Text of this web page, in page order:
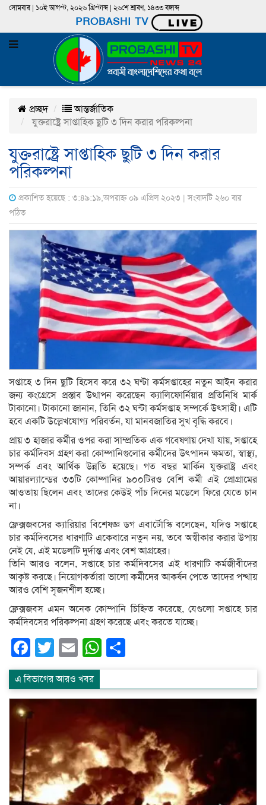
সোমবার | ১০ই আগস্ট, ২০২৬ খ্রিস্টাব্দ | ২৬শে শ্রাবণ, ১৪৩৩ বঙ্গাব্দ
PROBASHI TV
প্রচ্ছদ
আন্তর্জাতিক
যুক্তরাষ্ট্রে সাপ্তাহিক ছুটি ৩ দিন করার পরিকল্পনা
যুক্তরাষ্ট্রে সাপ্তাহিক ছুটি ৩ দিন করার
পরিকল্পনা
প্রকাশিত হয়েছে : ৩:৪৯:১৯,অপরাহ্ন ০৯ এপ্রিল ২০২৩ | সংবাদটি ২৬০ বার
পঠিত
সপ্তাহে ৩ দিন ছুটি হিসেব করে ৩২ ঘণ্টা কর্মসপ্তাহের নতুন আইন করার
জন্য কংগ্রেসে প্রস্তাব উত্থাপন করেছেন ক্যালিফোর্নিয়ার প্রতিনিধি মার্ক
টাকানো। টাকানো জানান, তিনি ৩২ ঘন্টা কর্মসপ্তাহ সম্পর্কে উৎসাহী। এটি
হবে একটি উল্লেখযোগ্য পরিবর্তন, যা মানবজাতির সুখ বৃদ্ধি করবে।
প্রায় ৩ হাজার কর্মীর ওপর করা সাম্প্রতিক এক গবেষণায় দেখা যায়, সপ্তাহে
চার কর্মদিবস গ্রহণ করা কোম্পানিগুলোর কর্মীদের উৎপাদন ক্ষমতা, স্বাস্থ্য,
সম্পর্ক এবং আর্থিক উন্নতি হয়েছে। গত বছর মার্কিন যুক্তরাষ্ট্র এবং
আয়ারল্যান্ডের ৩৩টি কোম্পানির ৯০০টিরও বেশি কর্মী এই প্রোগ্রামের
আওতায় ছিলেন এবং তাদের কেউই পাঁচ দিনের মডেলে ফিরে যেতে চান
না।
ফ্লেক্সজবসের ক্যারিয়ার বিশেষজ্ঞ ডগ এবার্টোস্কি বলেছেন, যদিও সপ্তাহে
চার কর্মদিবসের ধারণাটি একেবারে নতুন নয়, তবে অস্বীকার করার উপায়
নেই যে, এই মডেলটি দুর্দান্ত এবং বেশ আগ্রহের।
তিনি আরও বলেন, সপ্তাহে চার কর্মদিবসের এই ধারণাটি কর্মজীবীদের
আকৃষ্ট করছে। নিয়োগকর্তারা ভালো কর্মীদের আকর্ষন পেতে তাদের পন্থায়
আরও বেশি সৃজনশীল হচ্ছে।
ফ্লেক্সজবস এমন অনেক কোম্পানি চিহ্নিত করেছে, যেগুলো সপ্তাহে চার
কর্মদিবসের পরিকল্পনা গ্রহণ করেছে এবং করতে যাচ্ছে।
Facebook
Twitter
EmailWhatsApp
এ বিভাগের আরও খবর